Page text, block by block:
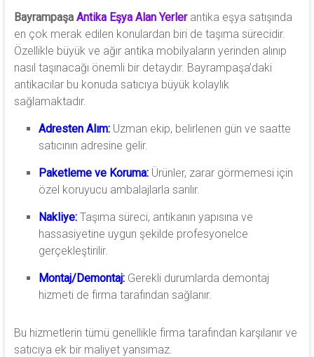
Bayrampaşa Antika Eşya Alan Yerler antika eşya satışında
en çok merak edilen konulardan biri de taşıma sürecidir.
Özellikle büyük ve ağır antika mobilyaların yerinden alınıp
nasıl taşınacağı önemli bir detaydır. Bayrampaşa’daki
antikacılar bu konuda satıcıya büyük kolaylık
sağlamaktadır.
Adresten Alım:Uzman ekip, belirlenen gün ve saatte
satıcının adresine gelir.
Paketleme ve Koruma:Ürünler, zarar görmemesi için
özel koruyucu ambalajlarla sarılır.
Nakliye:Taşıma süreci, antikanın yapısına ve
hassasiyetine uygun şekilde profesyonelce
gerçekleştirilir.
Montaj/Demontaj:Gerekli durumlarda demontaj
hizmeti de firma tarafından sağlanır.
Bu hizmetlerin tümü genellikle firma tarafından karşılanır ve
satıcıya ek bir maliyet yansımaz.